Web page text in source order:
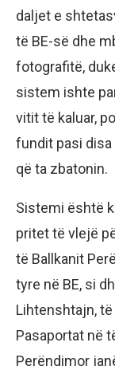
daljet e
të BE-së dhe
fotografitë,
sistem ishte
vitit të kaluar,
fundit pasi
që ta zbatonin.
Sistemi është
pritet të vlejë
të Ballkanit
tyre në BE, si
Lihtenshtajn,
Pasaportat në
Perëndimor